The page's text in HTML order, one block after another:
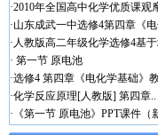
·2010年全国高中化学优质课观
·山东成武一中选修4第四章《电
· 人教版高二年级化学选修4基
· 第一节 原电池
·选修4 第四章《电化学基础》
·化学反应原理[人教版] 第四章..
· 《第一节 原电池》PPT课件（